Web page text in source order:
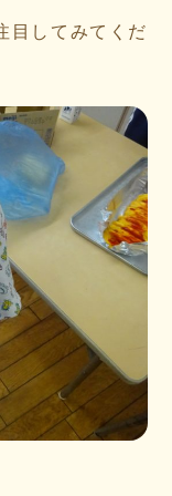
目してみてくだ